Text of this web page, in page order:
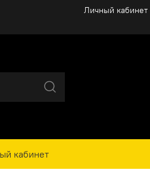
Личный кабинет
кабинет